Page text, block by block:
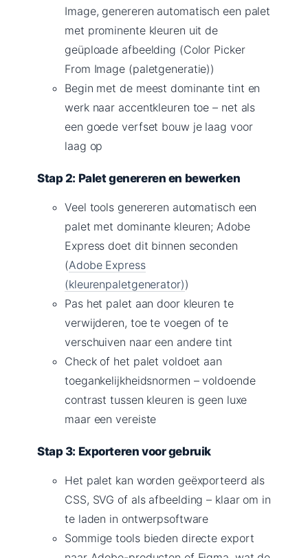
Image, genereren automatisch een palet
met prominente kleuren uit de
geüploade afbeelding (Color Picker
From Image (paletgeneratie))
Begin met de meest dominante tint en
werk naar accentkleuren toe – net als
een goede verfset bouw je laag voor
laag op
Stap 2: Palet genereren en bewerken
Veel tools genereren automatisch een
palet met dominante kleuren; Adobe
Express doet dit binnen seconden
(Adobe Express
(kleurenpaletgenerator))
Pas het palet aan door kleuren te
verwijderen, toe te voegen of te
verschuiven naar een andere tint
Check of het palet voldoet aan
toegankelijkheidsnormen – voldoende
contrast tussen kleuren is geen luxe
maar een vereiste
Stap 3: Exporteren voor gebruik
Het palet kan worden geëxporteerd als
CSS, SVG of als afbeelding – klaar om in
te laden in ontwerpsoftware
Sommige tools bieden directe export